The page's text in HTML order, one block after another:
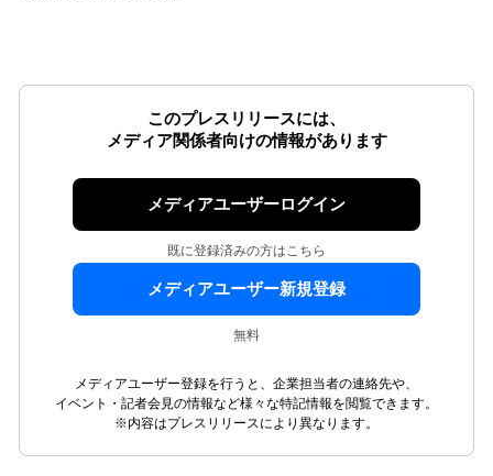
このプレスリリースには、
メディア関係者向けの情報があります
メディアユーザーログイン
既に登録済みの方はこちら
メディアユーザー新規登録
無料
メディアユーザー登録を行うと、企業担当者の連絡先や、
イベント・記者会見の情報など様々な特記情報を閲覧できます。
※内容はプレスリリースにより異なります。